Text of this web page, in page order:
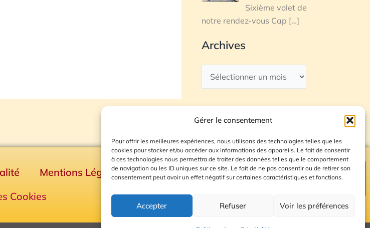
Gérer le consentement
Pour offrir les meilleures expériences, nous utilisons des technologies telles que les
cookies pour stocker et/ou accéder aux informations des appareils. Le fait de consentir
à ces technologies nous permettra de traiter des données telles que le comportement
de navigation ou les ID uniques sur ce site. Le fait de ne pas consentir ou de retirer son
consentement peut avoir un effet négatif sur certaines caractéristiques et fonctions.
Accepter Refuser Voir les préférences
Sixième volet de
notre rendez-vous Cap […]
Archives
Mentions Légales
Plan du site
Cookies